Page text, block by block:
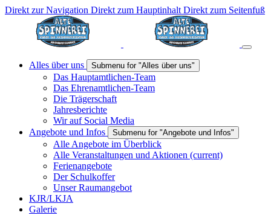
Direkt zur Navigation Direkt zum Hauptinhalt Direkt zum Seitenfuß
Alles über uns Submenu for "Alles über uns"
Das Hauptamtlichen-Team
Das Ehrenamtlichen-Team
Die Trägerschaft
Jahresberichte
Wir auf Social Media
Angebote und Infos
Submenu for "Angebote und Infos"
Alle Angebote im Überblick
Alle Veranstaltungen und Aktionen (current)
Ferienangebote
Der Schulkoffer
Unser Raumangebot
KJR/LKJA
Galerie